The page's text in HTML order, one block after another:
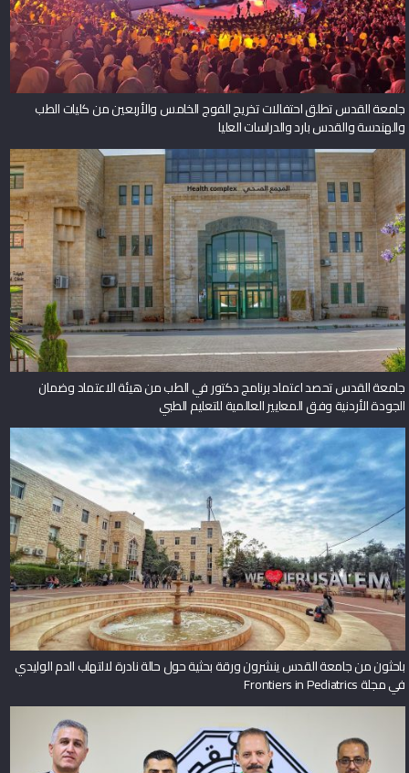
جامعة القدس تطلق احتفالات تخريج الفوج الخامس والأربعين من كليات الطب
والهندسة والقدس بارد والدراسات العليا
جامعة القدس تحصد اعتماد برنامج دكتور في الطب من هيئة الاعتماد وضمان
الجودة الأردنية وفق المعايير العالمية للتعليم الطبي
باحثون من جامعة القدس ينشرون ورقة بحثية حول حالة نادرة لالتهاب الدم الوليدي
في مجلة Frontiers in Pediatrics